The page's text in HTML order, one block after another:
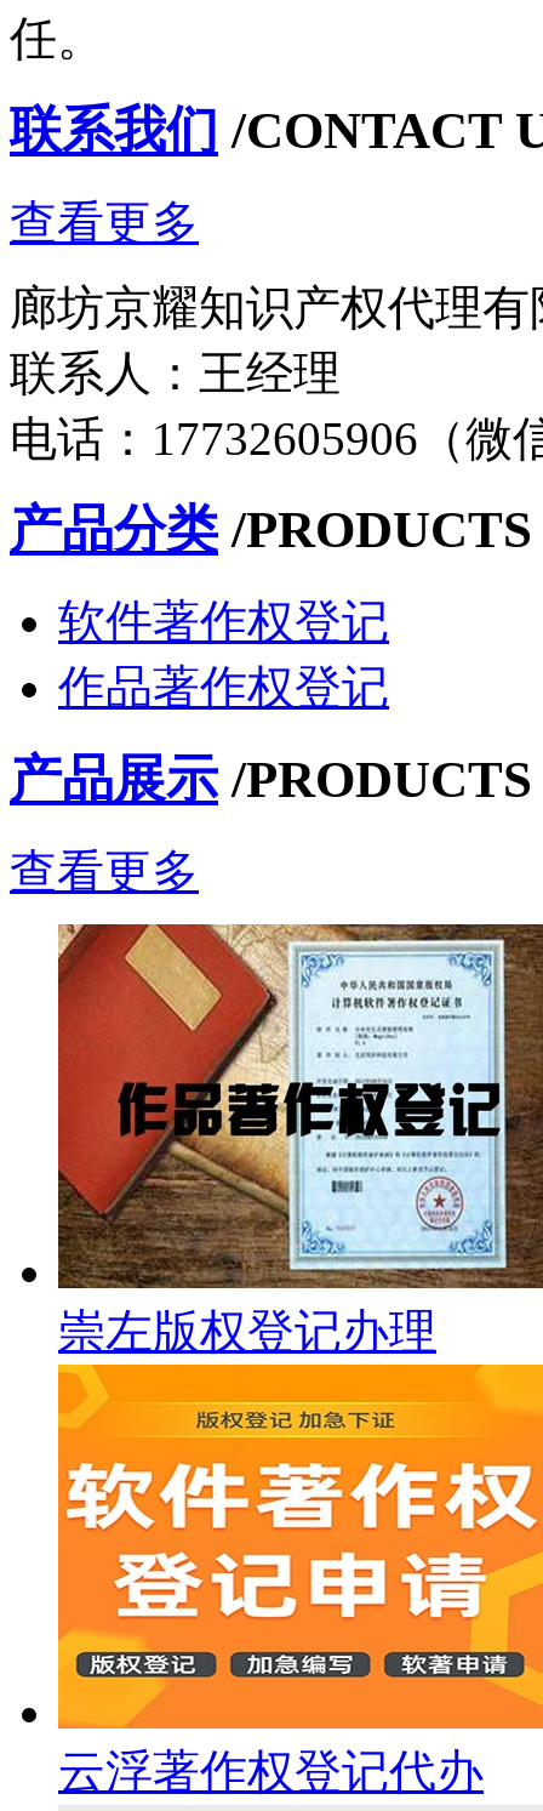
任。
联系我们 /CONTACT
查看更多
廊坊京耀知识产权代理
联系人：王经理
电话：17732605906（微
产品分类/PRODUCTS
软件著作权登记
作品著作权登记
产品展示/PRODUCTS
查看更多
崇左版权登记办理
云浮著作权登记代办